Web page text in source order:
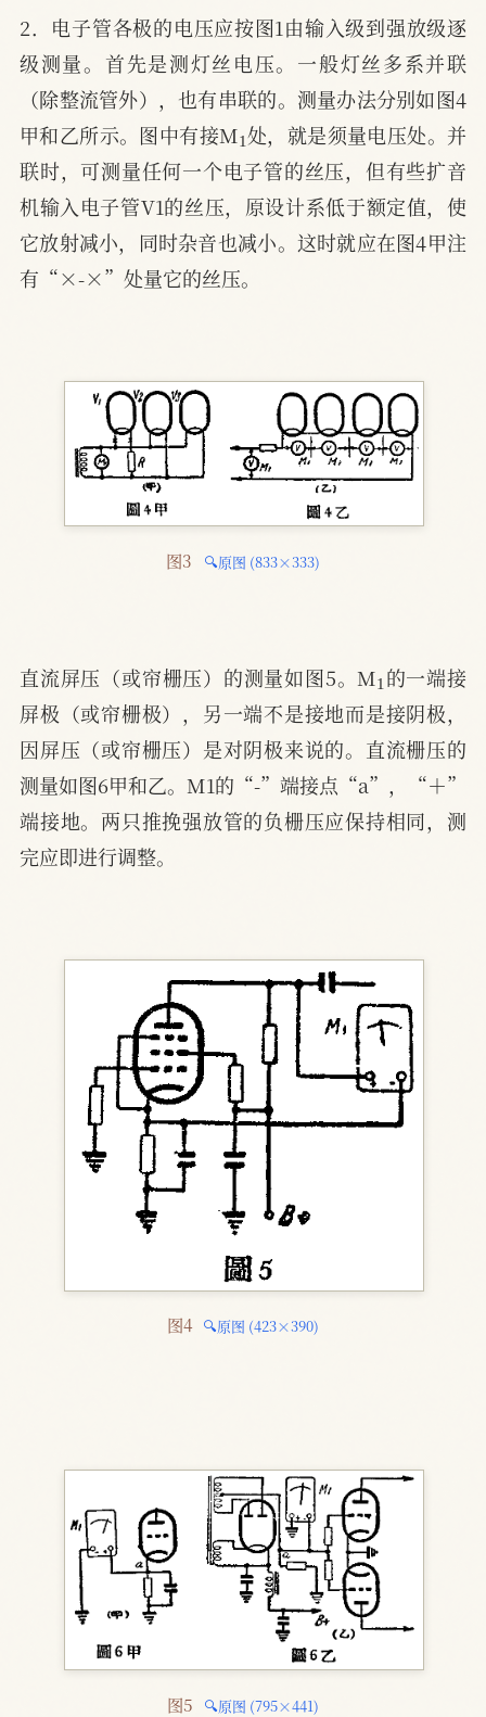
2．电子管各极的电压应按图1由输入级到强放级逐
级测量。首先是测灯丝电压。一般灯丝多系并联
（除整流管外），也有串联的。测量办法分别如图4
甲和乙所示。图中有接M1处，就是须量电压处。并
联时，可测量任何一个电子管的丝压，但有些扩音
机输入电子管V1的丝压，原设计系低于额定值，使
它放射减小，同时杂音也减小。这时就应在图4甲注
有“×-×”处量它的丝压。
图3 🔍原图 (833×333)
直流屏压（或帘栅压）的测量如图5。M 的一端接
屏极（或帘栅极），另一端不是接地而是接阴极，
因屏压（或帘栅压）是对阴极来说的。直流栅压的
测量如图6甲和乙。M1的“-”端接点“a”，“＋”
端接地。两只推挽强放管的负栅压应保持相同，测
完应即进行调整。
图4 🔍原图 (423×390)
图5 🔍原图 (795×441)